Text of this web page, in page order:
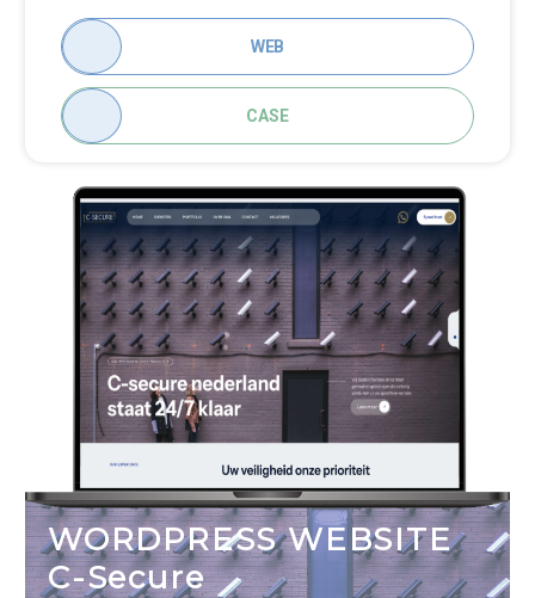
WEB
CASE
WORDPRESS WEBSITE
C-Secure